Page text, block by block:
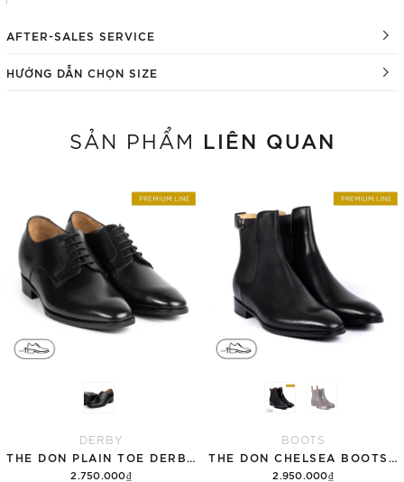
AFTER-SALES SERVICE
HƯỚNG DẪN CHỌN SIZE
SẢN PHẨM LIÊN QUAN
DERBY
2.750.000₫
BOOTS
2.950.000₫